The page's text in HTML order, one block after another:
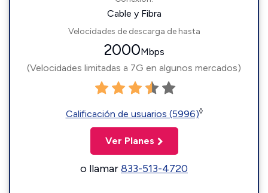
Cable y Fibra
Velocidades de descarga de hasta
2000Mbps
(Velocidades limitadas a 7G en algunos mercados)
Calificación de usuarios (5996)◊
Ver Planes
o llamar833-513-4720